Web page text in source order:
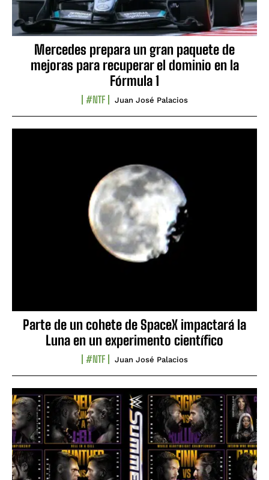
Mercedes prepara un gran paquete de
mejoras para recuperar el dominio en la
Fórmula 1
#NTF Juan José Palacios
Parte de un cohete de SpaceX impactará la
Luna en un experimento científico
#NTF Juan José Palacios